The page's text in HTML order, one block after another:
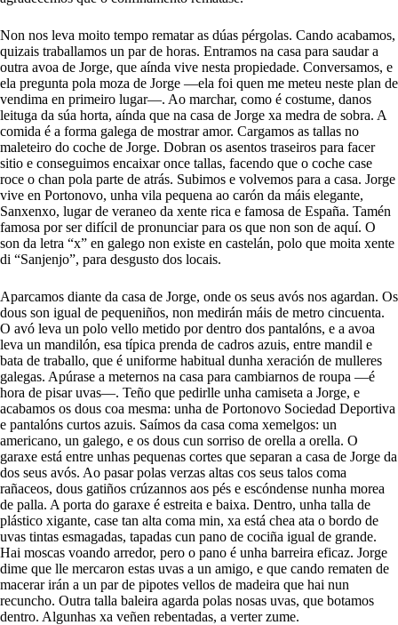
Non nos leva moito tempo rematar as dúas pérgolas. Cando acabamos,
quizais traballamos un par de horas. Entramos na casa para saudar a
outra avoa de Jorge, que aínda vive nesta propiedade. Conversamos, e
ela pregunta pola moza de Jorge —ela foi quen me meteu neste plan de
vendima en primeiro lugar—. Ao marchar, como é costume, danos
leituga da súa horta, aínda que na casa de Jorge xa medra de sobra. A
comida é a forma galega de mostrar amor. Cargamos as tallas no
maleteiro do coche de Jorge. Dobran os asentos traseiros para facer
sitio e conseguimos encaixar once tallas, facendo que o coche case
roce o chan pola parte de atrás. Subimos e volvemos para a casa. Jorge
vive en Portonovo, unha vila pequena ao carón da máis elegante,
Sanxenxo, lugar de veraneo da xente rica e famosa de España. Tamén
famosa por ser difícil de pronunciar para os que non son de aquí. O
son da letra “x” en galego non existe en castelán, polo que moita xente
di “Sanjenjo”, para desgusto dos locais.
Aparcamos diante da casa de Jorge, onde os seus avós nos agardan. Os
dous son igual de pequeniños, non medirán máis de metro cincuenta.
O avó leva un polo vello metido por dentro dos pantalóns, e a avoa
leva un mandilón, esa típica prenda de cadros azuis, entre mandil e
bata de traballo, que é uniforme habitual dunha xeración de mulleres
galegas. Apúrase a meternos na casa para cambiarnos de roupa —é
hora de pisar uvas—. Teño que pedirlle unha camiseta a Jorge, e
acabamos os dous coa mesma: unha de Portonovo Sociedad Deportiva
e pantalóns curtos azuis. Saímos da casa coma xemelgos: un
americano, un galego, e os dous cun sorriso de orella a orella. O
garaxe está entre unhas pequenas cortes que separan a casa de Jorge da
dos seus avós. Ao pasar polas verzas altas cos seus talos coma
rañaceos, dous gatiños crúzannos aos pés e escóndense nunha morea
de palla. A porta do garaxe é estreita e baixa. Dentro, unha talla de
plástico xigante, case tan alta coma min, xa está chea ata o bordo de
uvas tintas esmagadas, tapadas cun pano de cociña igual de grande.
Hai moscas voando arredor, pero o pano é unha barreira eficaz. Jorge
dime que lle mercaron estas uvas a un amigo, e que cando rematen de
macerar irán a un par de pipotes vellos de madeira que hai nun
recuncho. Outra talla baleira agarda polas nosas uvas, que botamos
dentro. Algunhas xa veñen rebentadas, a verter zume.